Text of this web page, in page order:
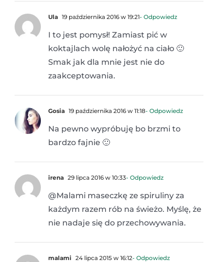
Ula 19 października 2016 w 19:21- Odpowiedz
I to jest pomysł! Zamiast pić w
koktajlach wolę nałożyć na ciało 🙂
Smak jak dla mnie jest nie do
zaakceptowania.
Gosia 19 października 2016 w 11:18- Odpowiedz
Na pewno wypróbuję bo brzmi to
bardzo fajnie 🙂
irena 29 lipca 2016 w 10:33- Odpowiedz
@Malami maseczkę ze spiruliny za
każdym razem rób na świeżo. Myślę, że
nie nadaje się do przechowywania.
malami 24 lipca 2015 w 16:12- Odpowiedz